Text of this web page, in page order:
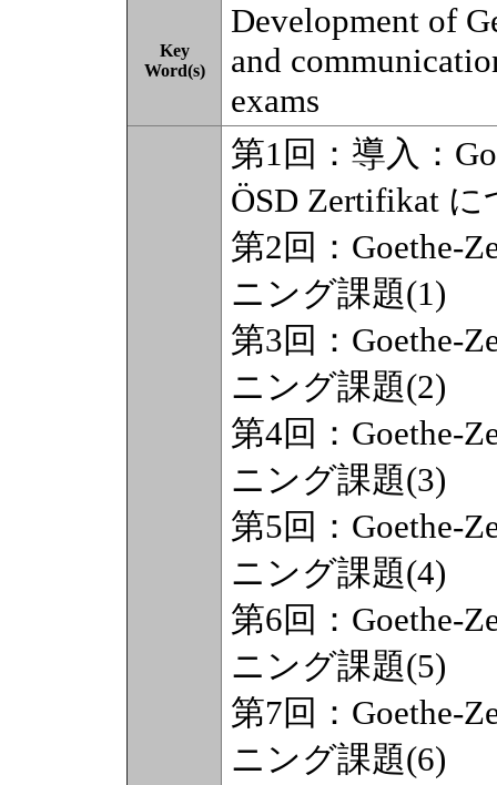
Key
Word(s)
Development of
and
exams
第1回：導入：
ÖSD Zertifikat
第2回：Goethe-
ニング課題(1)
第3回：Goethe-
ニング課題(2)
第4回：Goethe-
ニング課題(3)
第5回：Goethe-
ニング課題(4)
第6回：Goethe-
ニング課題(5)
第7回：Goethe-
ニング課題(6)